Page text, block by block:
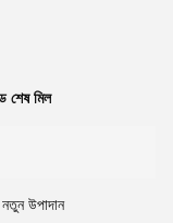
শেষ মিল
উপাদান